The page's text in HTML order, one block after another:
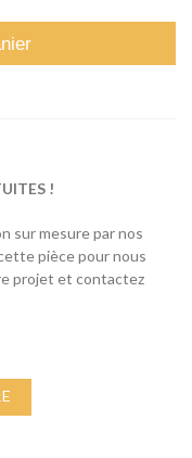
!
sur mesure par nos
pièce pour nous
projet et contactez